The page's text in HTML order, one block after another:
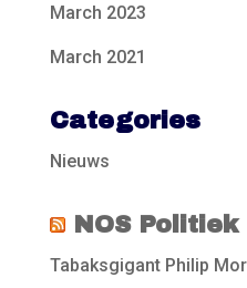
March 2023
March 2021
Categories
Nieuws
NOS Politiek
Tabaksgigant Philip